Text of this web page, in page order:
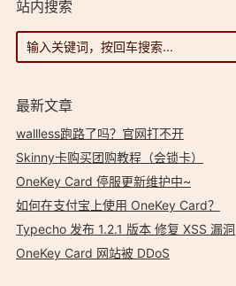
站内搜索
最新文章
wallless跑路了吗？官网打不开
Skinny卡购买团购教程（会锁卡）
OneKey Card 停服更新维护中~
如何在支付宝上使用 OneKey Card？
Typecho 发布 1.2.1 版本 修复 XSS 漏洞
OneKey Card 网站被 DDoS